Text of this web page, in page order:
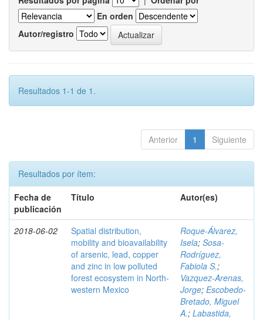
En orden
Autor/registro
Resultados 1-1 de 1.
Anterior 1 Siguiente
Resultados por ítem:
Fecha de
publicación
Título Autor(es)
2018-06-02
Spatial distribution,
mobility and bioavailability
of arsenic, lead, copper
and zinc in low polluted
forest ecosystem in North-
western Mexico
Roque-Álvarez,
Isela; Sosa-
Rodríguez,
Fabiola S.;
Vazquez-Arenas,
Jorge; Escobedo-
Bretado, Miguel
A.; Labastida,